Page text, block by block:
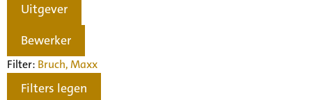
Uitgever
Bewerker
Filter: Bruch, Maxx
Filters legen